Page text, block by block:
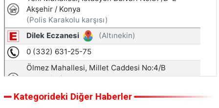
Kategorideki Diğer Haberler